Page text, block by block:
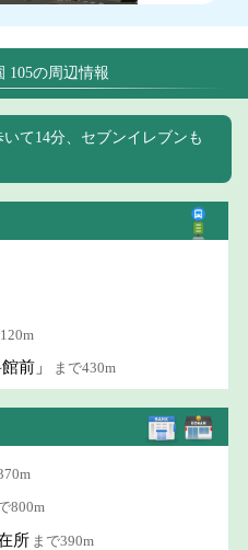
105の周辺情報
て14分、セブンイレブンも
前」 まで430m
800m
所 まで390m